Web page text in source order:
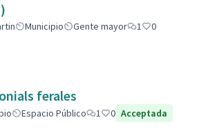
Municipio Gente mayor 1
0
ferales
Espacio Público 1 0 Acceptada